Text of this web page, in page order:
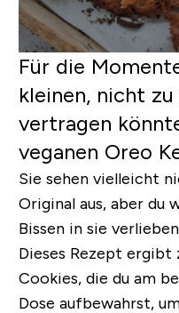
Für die
kleinen, nicht
vertragen
veganen Oreo
Sie sehen vielleicht
Original aus, aber du
Bissen in sie
Dieses Rezept ergibt
Cookies, die du am
Dose aufbewahrst,